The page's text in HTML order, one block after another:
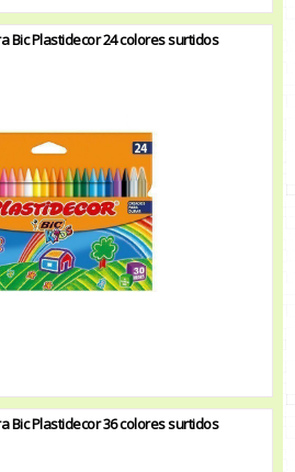
Bic Plastidecor 24 colores surtidos
Bic Plastidecor 36 colores surtidos